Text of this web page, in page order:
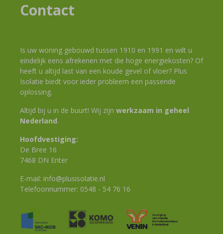
Contact
Is uw woning gebouwd tussen 1910 en 1991 en wilt u
eindelijk eens afrekenen met die hoge energiekosten? Of
heeft u altijd last van een koude gevel of vloer? Plus
Isolatie biedt voor ieder probleem een passende
oplossing.
Altijd bij u in de buurt! Wij zijn werkzaam in geheel
Nederland.
Hoofdvestiging:
De Bree 16
7468 DN Enter
E-mail: info@plusisolatie.nl
Telefoonnummer: 0548 - 54 76 16